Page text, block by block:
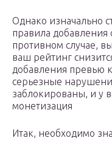
Однако изначально
правила добавления
противном случае,
ваш рейтинг
добавления превью
серьезные
заблокированы, и у
монетизация
Итак, необходимо